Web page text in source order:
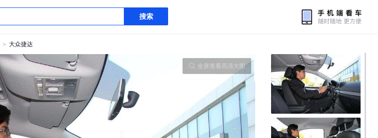
搜索
＞ 大众捷达
全屏查看高清大图